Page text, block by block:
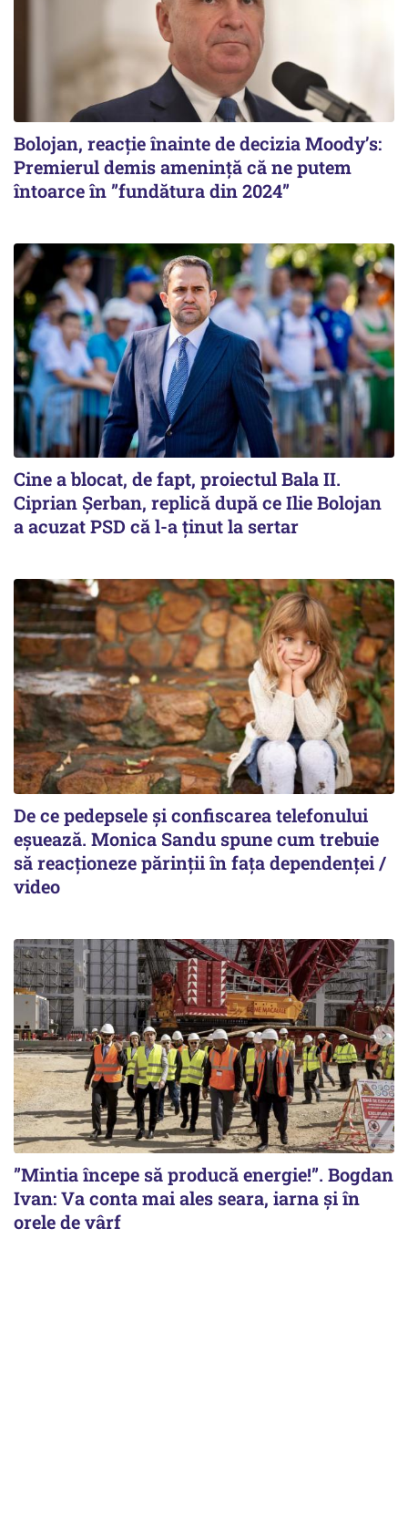
Bolojan, reacție înainte de decizia Moody’s:
Premierul demis amenință că ne putem
întoarce în ”fundătura din 2024”
Cine a blocat, de fapt, proiectul Bala II.
Ciprian Șerban, replică după ce Ilie Bolojan
a acuzat PSD că l-a ținut la sertar
De ce pedepsele și confiscarea telefonului
eșuează. Monica Sandu spune cum trebuie
să reacționeze părinții în fața dependenței /
video
”Mintia începe să producă energie!”. Bogdan
Ivan: Va conta mai ales seara, iarna și în
orele de vârf